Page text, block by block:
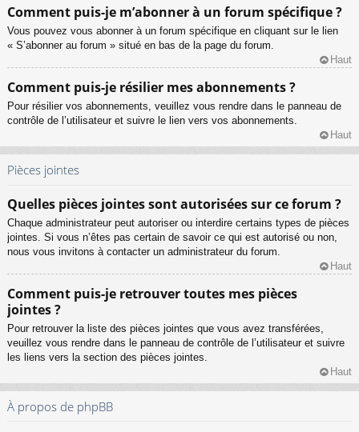
Comment puis-je m’abonner à un forum spécifique ?
Vous pouvez vous abonner à un forum spécifique en cliquant sur le lien
« S’abonner au forum » situé en bas de la page du forum.
Haut
Comment puis-je résilier mes abonnements ?
Pour résilier vos abonnements, veuillez vous rendre dans le panneau de
contrôle de l’utilisateur et suivre le lien vers vos abonnements.
Haut
Pièces jointes
Quelles pièces jointes sont autorisées sur ce forum ?
Chaque administrateur peut autoriser ou interdire certains types de pièces
jointes. Si vous n’êtes pas certain de savoir ce qui est autorisé ou non,
nous vous invitons à contacter un administrateur du forum.
Haut
Comment puis-je retrouver toutes mes pièces
jointes ?
Pour retrouver la liste des pièces jointes que vous avez transférées,
veuillez vous rendre dans le panneau de contrôle de l’utilisateur et suivre
les liens vers la section des pièces jointes.
Haut
À propos de phpBB